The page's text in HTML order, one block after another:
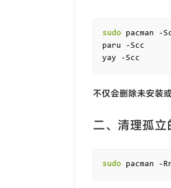
sudo pacman -
paru -Scc
不仅会删除未安装
二、清理孤立
sudo pacman -